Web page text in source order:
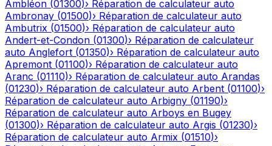
Ambléon (01300)› Réparation de calculateur auto
Ambronay (01500)› Réparation de calculateur auto
Ambutrix (01500)› Réparation de calculateur auto
Andert-et-Condon (01300)› Réparation de calculateur
auto Anglefort (01350)› Réparation de calculateur auto
Apremont (01100)› Réparation de calculateur auto
Aranc (01110)› Réparation de calculateur auto Arandas
(01230)› Réparation de calculateur auto Arbent (01100)›
Réparation de calculateur auto Arbigny (01190)›
Réparation de calculateur auto Arboys en Bugey
(01300)› Réparation de calculateur auto Argis (01230)›
Réparation de calculateur auto Armix (01510)›